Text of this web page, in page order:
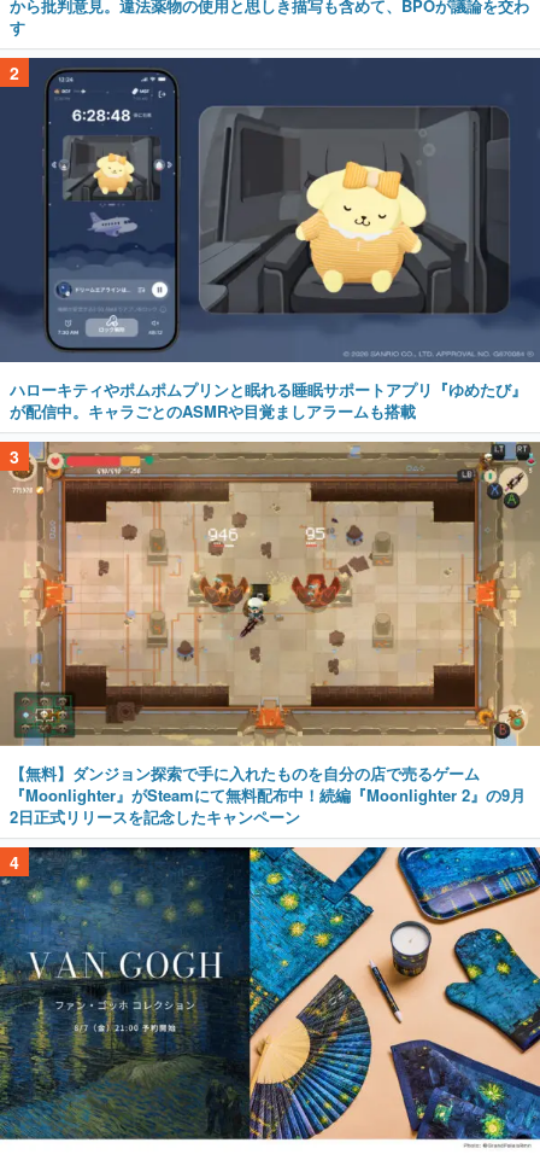
から批判意見。違法薬物の使用と思しき描写も含めて、BPOが議論を交わ
す
2
ハローキティやポムポムプリンと眠れる睡眠サポートアプリ『ゆめたび』
が配信中。キャラごとのASMRや目覚ましアラームも搭載
3
【無料】ダンジョン探索で手に入れたものを自分の店で売るゲーム
『Moonlighter』がSteamにて無料配布中！続編『Moonlighter 2』の9月
2日正式リリースを記念したキャンペーン
4